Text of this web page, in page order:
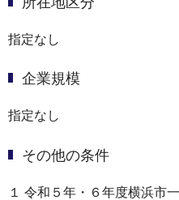
指定なし
企業規模
指定なし
その他の条件
１ 令和５年・６年度横浜市